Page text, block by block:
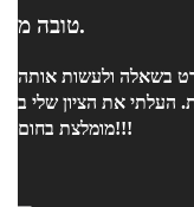
טובה מ.
ופרט בשאלה ולעשות אותה
מובנת. העלתי את הציון שלי ב-GRE ביותר מ-140 נקודות בזכותה.
מומלצת בחום!!!